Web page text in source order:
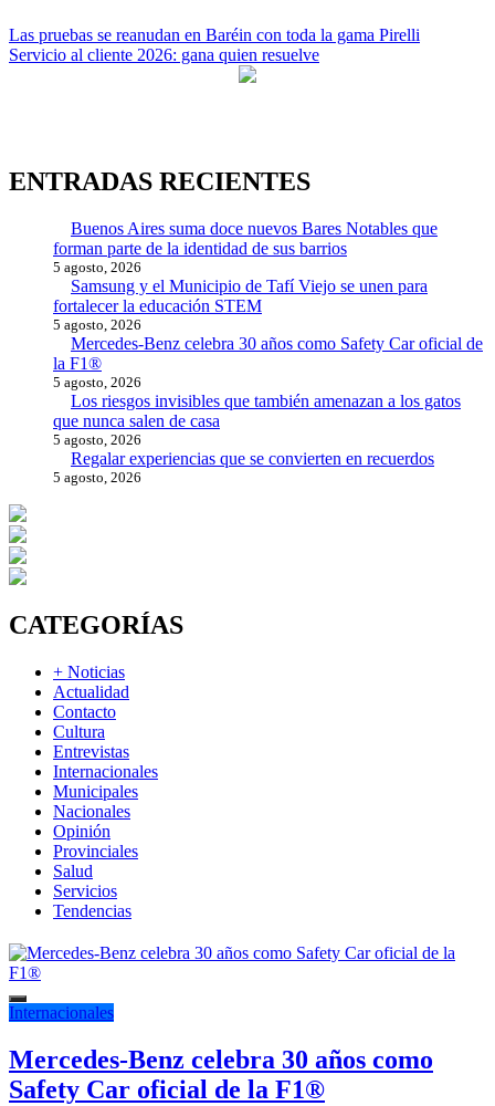
Navegación
de
Las pruebas se reanudan en Baréin con toda la gama Pirelli
Servicio al cliente 2026: gana quien resuelve
ENTRADAS RECIENTES
Buenos Aires suma doce nuevos Bares Notables que
forman parte de la identidad de sus barrios
5 agosto, 2026
Samsung y el Municipio de Tafí Viejo se unen para
fortalecer la educación STEM
5 agosto, 2026
Mercedes-Benz celebra 30 años como Safety Car oficial de
la F1®
5 agosto, 2026
Los riesgos invisibles que también amenazan a los gatos
que nunca salen de casa
5 agosto, 2026
Regalar experiencias que se convierten en recuerdos
5 agosto, 2026
CATEGORÍAS
+ Noticias
Actualidad
Contacto
Cultura
Entrevistas
Internacionales
Municipales
Nacionales
Opinión
Provinciales
Salud
Servicios
Tendencias
Internacionales
Mercedes-Benz celebra 30 años como
Safety Car oficial de la F1®